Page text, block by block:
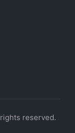
reserved.